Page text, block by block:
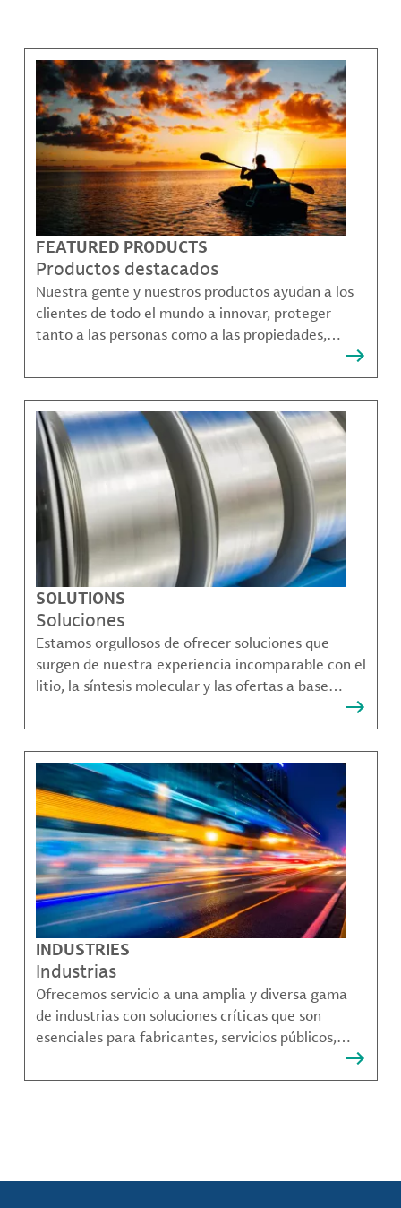
FEATURED PRODUCTS
Productos destacados
Nuestra gente y nuestros productos ayudan a los
clientes de todo el mundo a innovar, proteger
tanto a las personas como a las propiedades,
sostenibles de moverse, comunicarse y prosperar.
SOLUTIONS
Soluciones
Estamos orgullosos de ofrecer soluciones que
surgen de nuestra experiencia incomparable con el
litio, la síntesis molecular y las ofertas a base
bromo que resuelven muchos de los desafíos más
complejos de nuestros clientes.
INDUSTRIES
Industrias
Ofrecemos servicio a una amplia y diversa gama
de industrias con soluciones críticas que son
esenciales para fabricantes, servicios públicos,
compuestos de materiales y mucho más.